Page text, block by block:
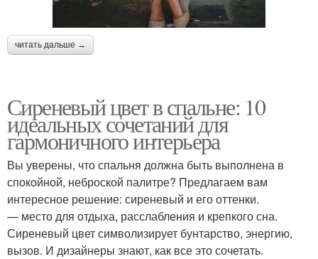
читать дальше →
Сиреневый цвет в спальне: 10
идеальных сочетаний для
гармоничного интерьера
Вы уверены, что спальня должна быть выполнена в
спокойной, неброской палитре? Предлагаем вам
интересное решение: сиреневый и его оттенки.
— место для отдыха, расслабления и крепкого сна.
Сиреневый цвет символизирует бунтарство, энергию,
вызов. И дизайнеры знают, как все это сочетать.